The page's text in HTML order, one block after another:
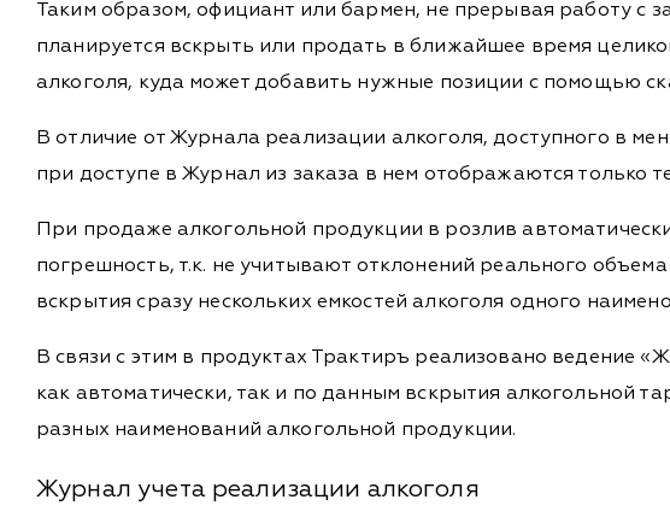
Таким образом, официант или бармен, не прерывая работу с
планируется вскрыть или продать в ближайшее время
алкоголя, куда может добавить нужные позиции с помощью
В отличие от Журнала реализации алкоголя, доступного в
при доступе в Журнал из заказа в нем отображаются только
При продаже алкогольной продукции в розлив
погрешность, т.к. не учитывают отклонений реального
вскрытия сразу нескольких емкостей алкоголя одного
В связи с этим в продуктах Трактиръ реализовано ведение
как автоматически, так и по данным вскрытия алкогольной
разных наименований алкогольной продукции.
Журнал учета реализации алкоголя